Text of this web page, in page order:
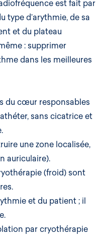
est fait par
type d’arythmie, de sa
et du plateau
: supprimer
dans les meilleures
du cœur responsables
sans cicatrice et
une zone localisée,
auriculaire).
(froid) sont
et du patient ; il
par cryothérapie